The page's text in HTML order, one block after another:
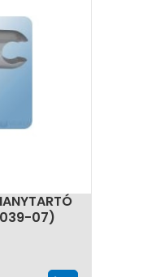
07)